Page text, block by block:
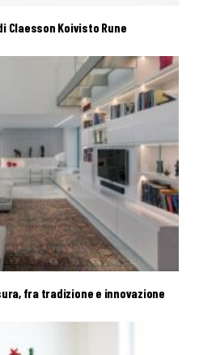
Claesson Koivisto Rune
fra tradizione e innovazione